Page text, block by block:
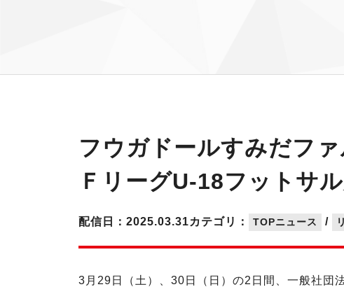
フウガドールすみだフ
ＦリーグU-18フットサ
カテゴリ： TOPニュース /
配信日：2025.03.31
3月29日（土）、30日（日）の2日間、一般社団